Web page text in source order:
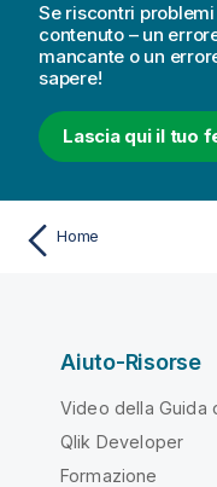
Se riscontri
contenuto – un
mancante o un
sapere!
Lascia qui il tuo
Home
Aiuto-Risorse
Video della Guida
Qlik Developer
Formazione